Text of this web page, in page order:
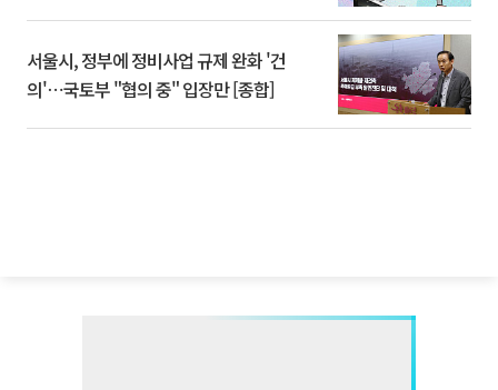
서울시, 정부에 정비사업 규제 완화 '건
의'⋯국토부 "협의 중" 입장만 [종합]